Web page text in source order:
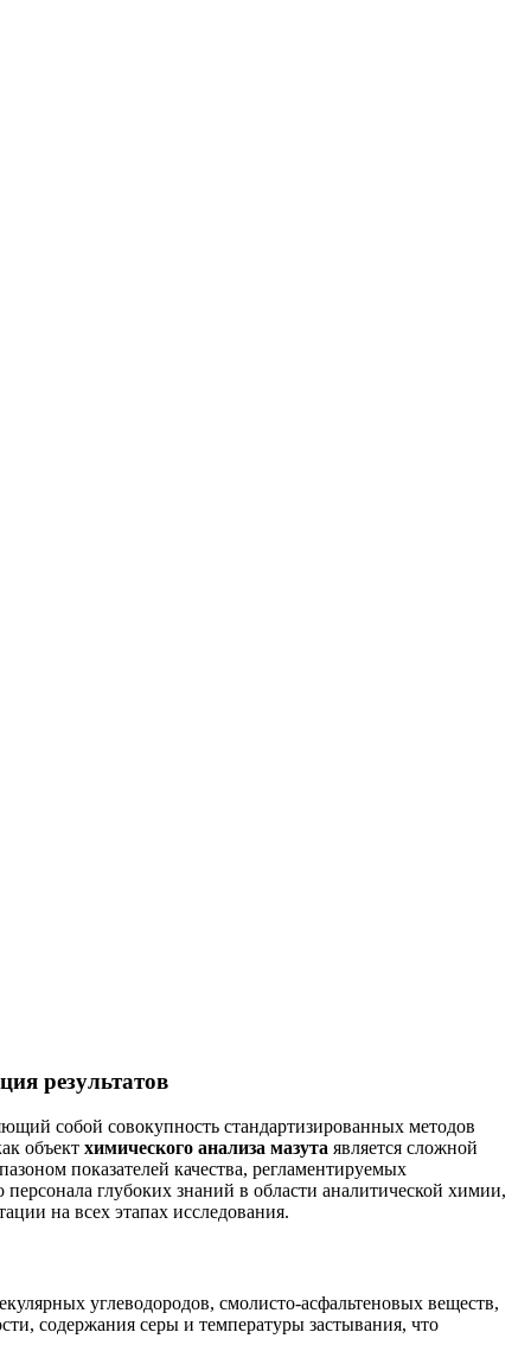
результатов
собой совокупность стандартизированных методов
объект химического анализа мазута является сложной
показателей качества, регламентируемых
персонала глубоких знаний в области аналитической химии,
на всех этапах исследования.
углеводородов, смолисто-асфальтеновых веществ,
содержания серы и температуры застывания, что